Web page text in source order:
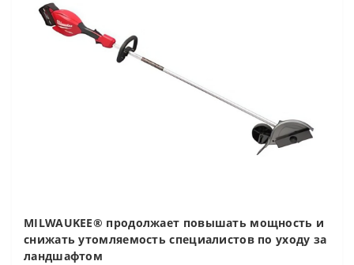
MILWAUKEE® продолжает повышать мощность и
снижать утомляемость специалистов по уходу за
ландшафтом